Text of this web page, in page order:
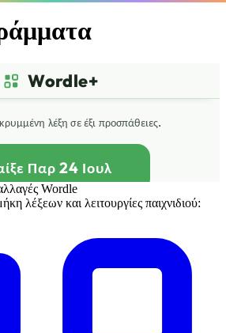
Wordle
λέξεων και λειτουργίες παιχνιδιού: